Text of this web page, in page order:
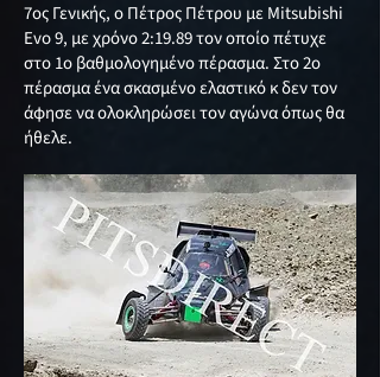
7ος Γενικής, ο Πέτρος Πέτρου με Mitsubishi
Evo 9, με χρόνο 2:19.89 τον οποίο πέτυχε
στο 1ο βαθμολογημένο πέρασμα. Στο 2ο
πέρασμα ένα σκασμένο ελαστικό κ δεν τον
άφησε να ολοκληρώσει τον αγώνα όπως θα
ήθελε.